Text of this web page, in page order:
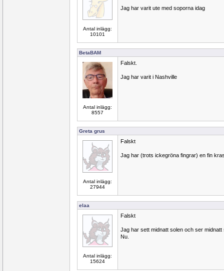
Antal inlägg:
10101
Jag har varit ute med soporna idag
BetaBAM
Antal inlägg:
8557
Falskt.
Jag har varit i Nashville
Greta grus
Antal inlägg:
27944
Falskt
Jag har (trots ickegröna fingrar) en fin
elaa
Antal inlägg:
15624
Falskt
Jag har sett midnatt solen och ser midnatt
Nu.